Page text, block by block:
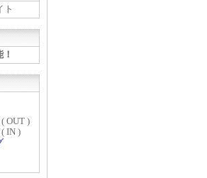
( OUT )
( IN )